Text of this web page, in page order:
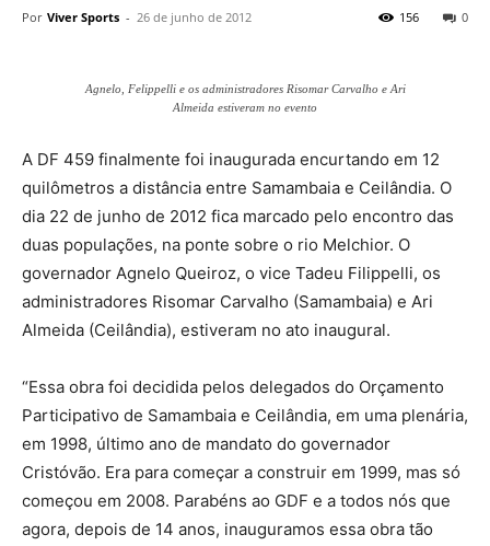
Por Viver Sports - 26 de junho de 2012 0
156
Agnelo, Felippelli e os administradores Risomar Carvalho e Ari
Almeida estiveram no evento
A DF 459 finalmente foi inaugurada encurtando em 12
quilômetros a distância entre Samambaia e Ceilândia. O
dia 22 de junho de 2012 fica marcado pelo encontro das
duas populações, na ponte sobre o rio Melchior. O
governador Agnelo Queiroz, o vice Tadeu Filippelli, os
administradores Risomar Carvalho (Samambaia) e Ari
Almeida (Ceilândia), estiveram no ato inaugural.
“Essa obra foi decidida pelos delegados do Orçamento
Participativo de Samambaia e Ceilândia, em uma plenária,
em 1998, último ano de mandato do governador
Cristóvão. Era para começar a construir em 1999, mas só
começou em 2008. Parabéns ao GDF e a todos nós que
agora, depois de 14 anos, inauguramos essa obra tão